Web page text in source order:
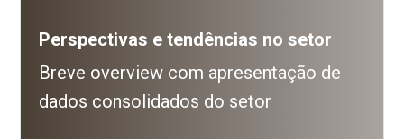
Perspectivas e tendências no setor
Breve overview com apresentação de
dados consolidados do setor